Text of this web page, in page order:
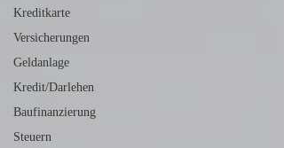
Kreditkarte
Versicherungen
Geldanlage
Kredit/Darlehen
Baufinanzierung
Steuern